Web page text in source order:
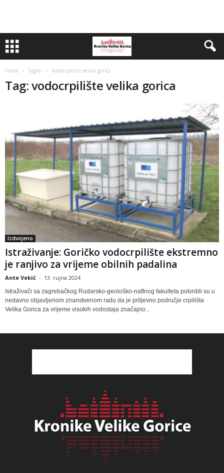
Home Tagovi Vodocrpilište velika gorica
Tag: vodocrpilište velika gorica
Izdvojeno
Istraživanje: Goričko vodocrpilište ekstremno
je ranjivo za vrijeme obilnih padalina
Ante Vekić - 13. rujna 2024
Istraživači sa zagrebačkog Rudarsko-geološko-naftnog fakulteta potvrdili su u
nedavno objavljenom znanstvenom radu da je priljevno područje crpilišta
Velika Gorica za vrijeme visokih vodostaja značajno...